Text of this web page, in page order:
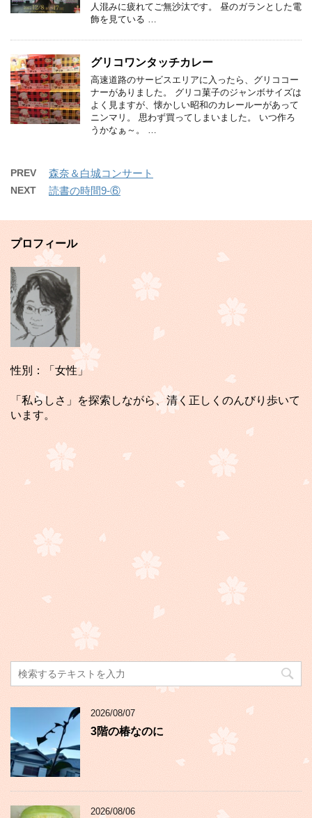
人混みに疲れてご無沙汰です。 昼のガランとした電
飾を見ている …
グリコワンタッチカレー
高速道路のサービスエリアに入ったら、グリココー
ナーがありました。 グリコ菓子のジャンボサイズは
よく見ますが、懐かしい昭和のカレールーがあって
ニンマリ。 思わず買ってしまいました。 いつ作ろ
うかなぁ～。 …
PREV 森奈＆白城コンサート
NEXT 読書の時間9-⑥
プロフィール
性別：「女性」
「私らしさ」を探索しながら、清く正しくのんびり歩いて
います。
2026/08/07
3階の椿なのに
2026/08/06